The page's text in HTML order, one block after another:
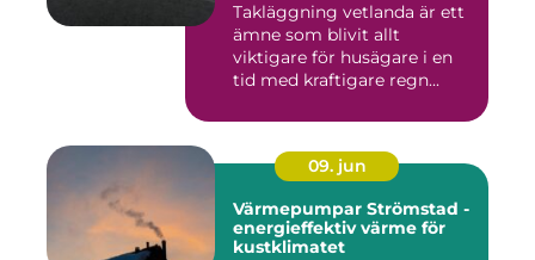
Takläggning vetlanda är ett
ämne som blivit allt
viktigare för husägare i en
tid med kraftigare regn...
09. jun
Värmepumpar Strömstad -
energieffektiv värme för
kustklimatet